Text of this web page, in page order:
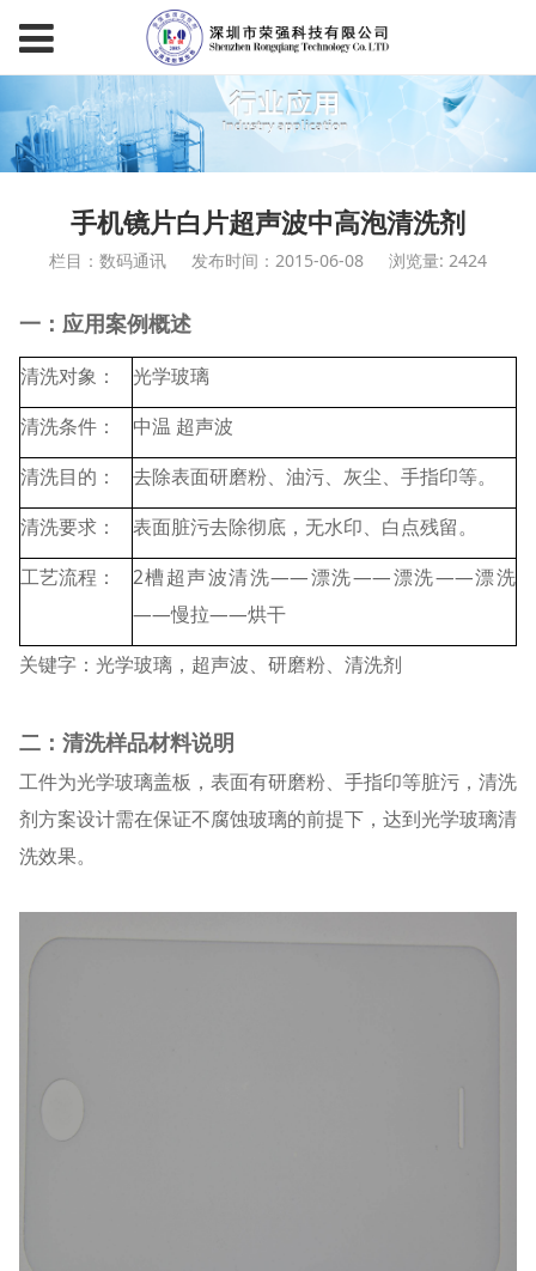
手机镜片白片超声波中高泡清洗剂
栏目：数码通讯 发布时间：2015-06-08 浏览量: 2424
一：应用案例概述
清洗对象：
光学玻璃
清洗条件：
中温 超声波
清洗目的：
去除表面研磨粉、油污、灰尘、手指印等。
清洗要求：
表面脏污去除彻底，无水印、白点残留。
工艺流程：
2槽超声波清洗——漂洗——漂洗——漂洗
——慢拉——烘干
关键字：光学玻璃，超声波、研磨粉、清洗剂
二：清洗样品材料说明
工件为光学玻璃盖板，表面有研磨粉、手指印等脏污，清洗
剂方案设计需在保证不腐蚀玻璃的前提下，达到光学玻璃清
洗效果。